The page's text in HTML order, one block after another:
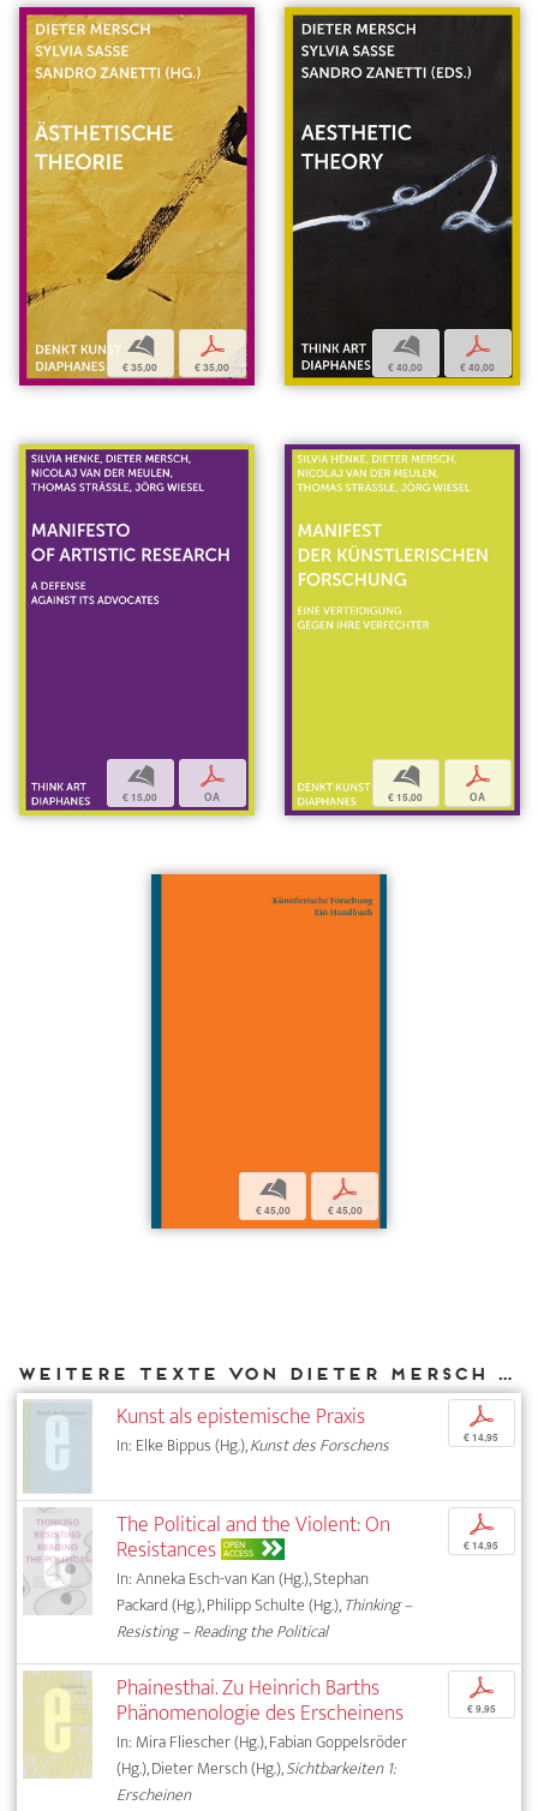
b
€ 35,00
p
€ 35,00
b
€ 40,00
p
€ 40,00
b
€ 15,00
p
OA
b
€ 15,00
p
OA
b
€ 45,00
p
€ 45,00
Weitere Texte von Dieter Mersch bei DIAPHANES
Kunst als epistemische Praxis
In: Elke Bippus (Hg.),Kunst des Forschens
p
€ 14,95
The Political and the Violent: On
Resistances OPEN
ACCESS
In: Anneka Esch-van Kan (Hg.), Stephan
Packard (Hg.), Philipp Schulte (Hg.),Thinking –
Resisting – Reading the Political
p
€ 14,95
Phainesthai. Zu Heinrich Barths
Phänomenologie des Erscheinens
In: Mira Fliescher (Hg.), Fabian Goppelsröder
(Hg.), Dieter Mersch (Hg.),Sichtbarkeiten 1:
Erscheinen
p
€ 9,95